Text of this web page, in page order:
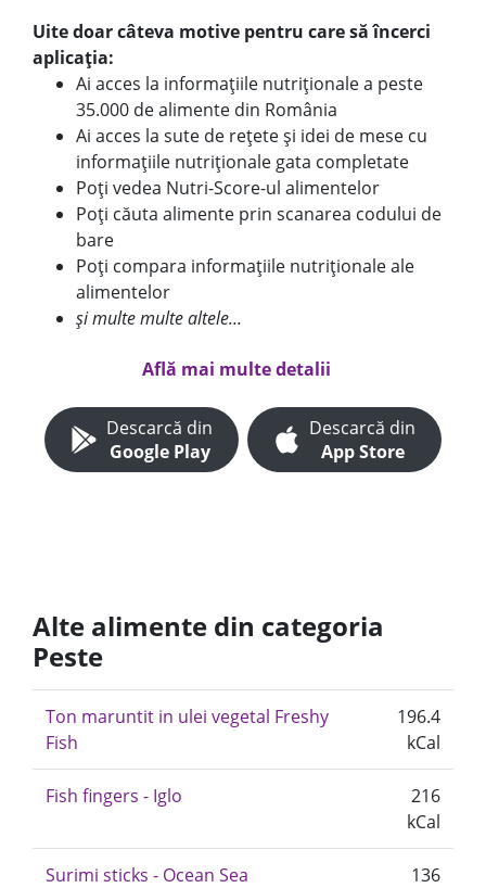
Uite doar câteva motive pentru care să încerci
aplicația:
Ai acces la informațiile nutriționale a peste
35.000 de alimente din România
Ai acces la sute de rețete și idei de mese cu
informațiile nutriționale gata completate
Poți vedea Nutri-Score-ul alimentelor
Poți căuta alimente prin scanarea codului de
bare
Poți compara informațiile nutriționale ale
alimentelor
și multe multe altele...
Află mai multe detalii
Descarcă din
Google Play
Descarcă din
App Store
Alte alimente din categoria
Peste
Ton maruntit in ulei vegetal Freshy
Fish
196.4
kCal
Fish fingers - Iglo
216
kCal
Surimi sticks - Ocean Sea
136